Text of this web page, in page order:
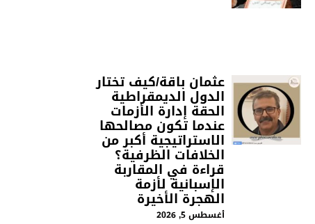
عثمان باقة/كيف تختار
الدول الديمقراطية
الحقة إدارة الأزمات
عندما تكون مصالحها
الاستراتيجية أكبر من
الخلافات الظرفية؟
قراءة في المقاربة
الإسبانية لأزمة
الهجرة الأخيرة
أغسطس 5, 2026